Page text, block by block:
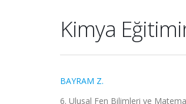
Kimya
BAYRAM Z.
6. Ulusal Fen Bilimleri ve